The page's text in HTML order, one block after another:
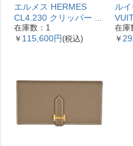
エルメス HERMES
CL4.230 クリッパー ナ
クレ 腕時計 シェル文字
盤 ベゼル12Pダイヤ レ
在庫数：1
￥ 115,600円(税込)
ル
イド
在庫
￥